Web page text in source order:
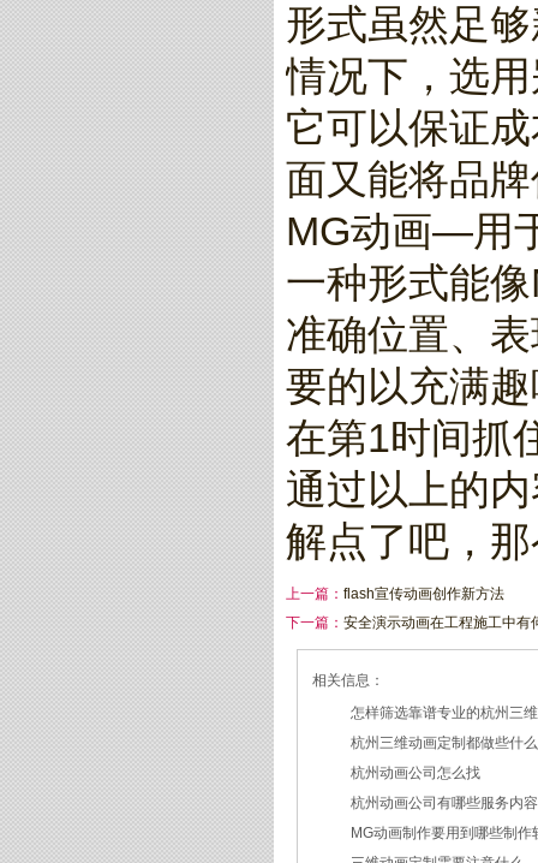
形式虽然足
情况下，选
它可以保证
面又能将品
MG动画—用
一种形式能
准确位置、
要的以充满
在第1时间抓
通过以上的
解点了吧，
上一篇： flash宣传动画创作新方法
下一篇： 安全演示动画在工程施工中有
相关信息：
怎样筛选靠谱专业的杭州三
2026/07/21
杭州三维动画定制都做些什
2026/03/19
杭州动画公司怎么找
2026/03/12
杭州动画公司有哪些服务内容
2026/03/09
MG动画制作要用到哪些制作